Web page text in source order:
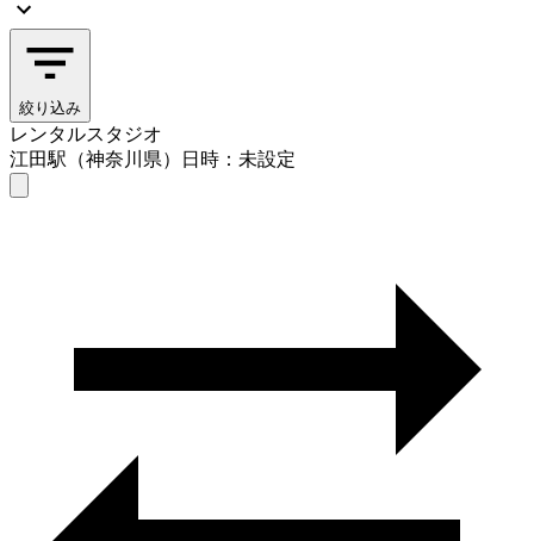
絞り込み
レンタルスタジオ
江田駅（神奈川県）
日時：未設定